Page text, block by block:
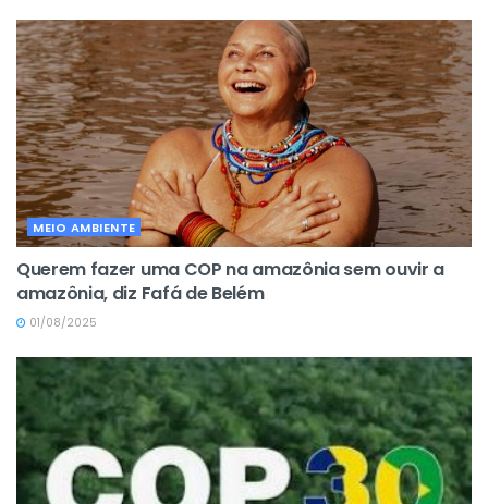
MEIO AMBIENTE
Querem fazer uma COP na amazônia sem ouvir a
amazônia, diz Fafá de Belém
01/08/2025